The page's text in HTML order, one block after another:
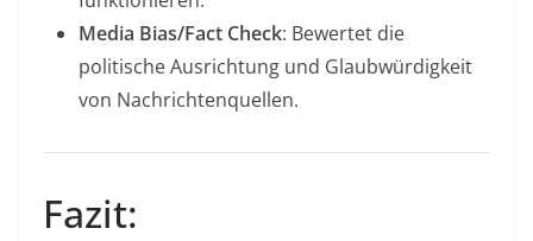
Media Bias/Fact Check: Bewertet die
politische Ausrichtung und Glaubwürdigkeit
von Nachrichtenquellen.
Fazit: